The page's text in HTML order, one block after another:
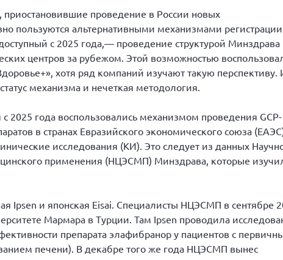
проведение в России новых
пользуются альтернативными механизмами регистрации
с 2025 года,— проведение структурой Минздрава
центров за рубежом. Этой возможностью
хотя ряд компаний изучают такую перспективу.
механизма и нечеткая методология.
2025 года воспользовались механизмом проведения GCP-
в странах Евразийского экономического союза
исследования (КИ). Это следует из данных
применения (НЦЭСМП) Минздрава, которые
Ipsen и японская Eisai. Специалисты НЦЭСМП в сентябре
Мармара в Турции. Там Ipsen проводила
препарата элафибранор у пациентов с
печени). В декабре того же года НЦЭСМП вынес